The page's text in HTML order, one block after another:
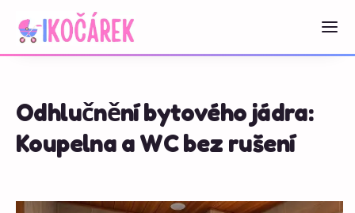
Odhlučnění bytového jádra:
Koupelna a WC bez rušení